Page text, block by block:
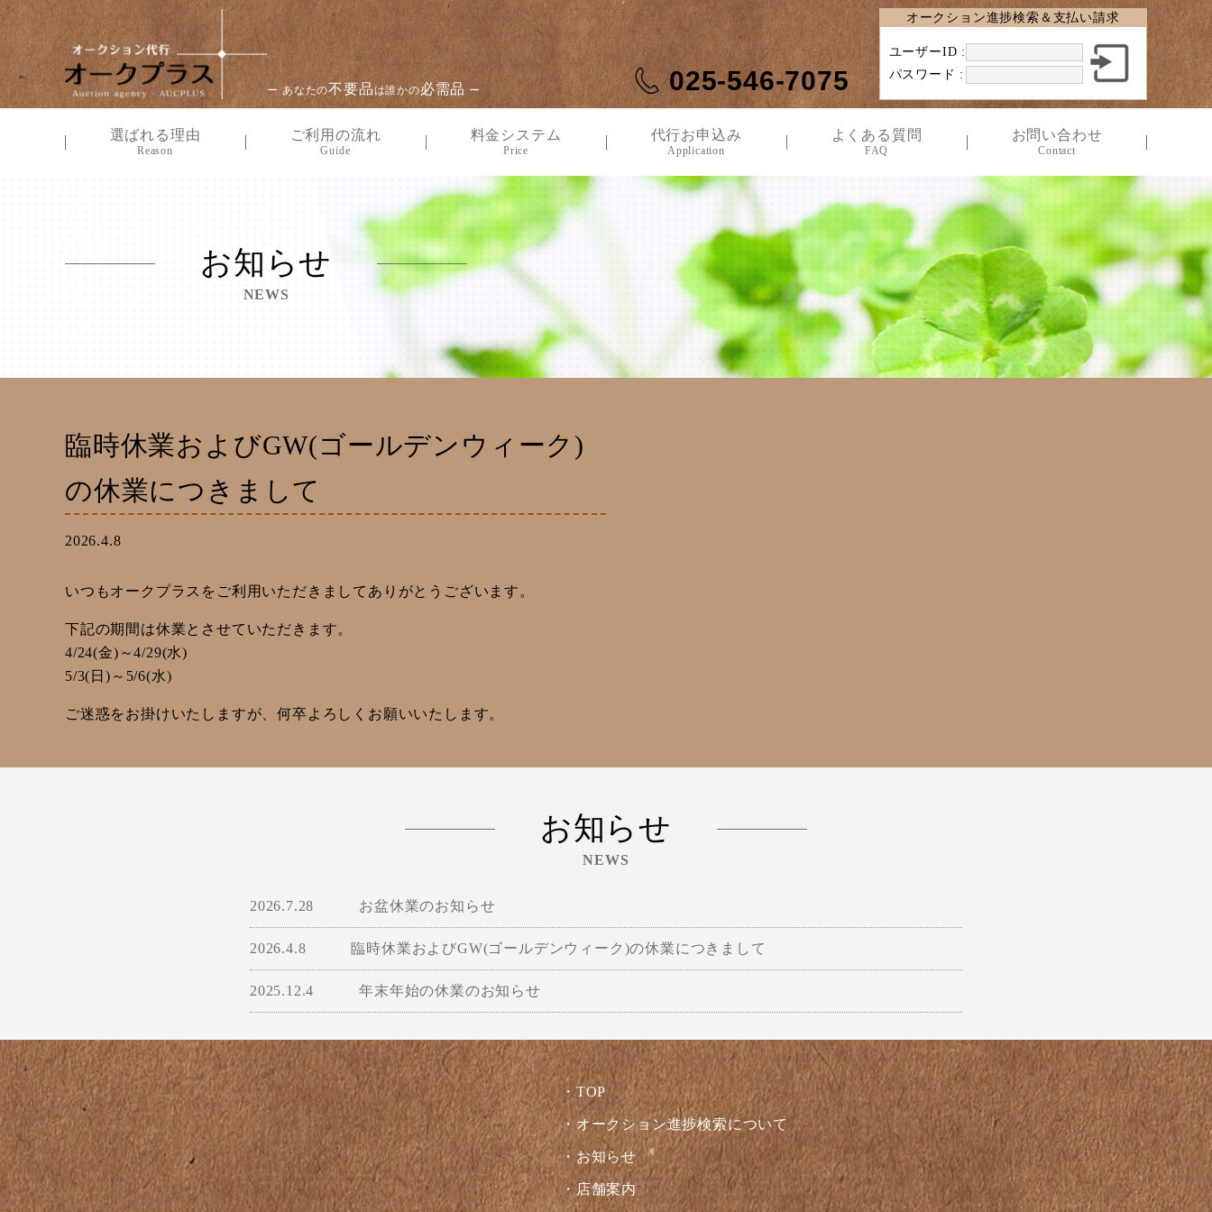
ー あなたの不要品は誰かの必需品 ー 025-546-7075
オークション進捗検索＆支払い請求
ユーザーID :
パスワード :
選ばれる理由
Reason
ご利用の流れ
Guide
料金システム
Price
代行お申込み
Application
よくある質問
FAQ
お問い合わせ
Contact
お知らせ
NEWS
臨時休業およびGW(ゴールデンウィーク)
の休業につきまして
2026.4.8
いつもオークプラスをご利用いただきましてありがとうございます。
下記の期間は休業とさせていただきます。
4/24(金)～4/29(水)
5/3(日)～5/6(水)
ご迷惑をお掛けいたしますが、何卒よろしくお願いいたします。
お知らせ
NEWS
2026.7.28 お盆休業のお知らせ
2026.4.8 臨時休業およびGW(ゴールデンウィーク)の休業につきまして
2025.12.4 年末年始の休業のお知らせ
TOP
オークション進捗検索について
お知らせ
店舗案内